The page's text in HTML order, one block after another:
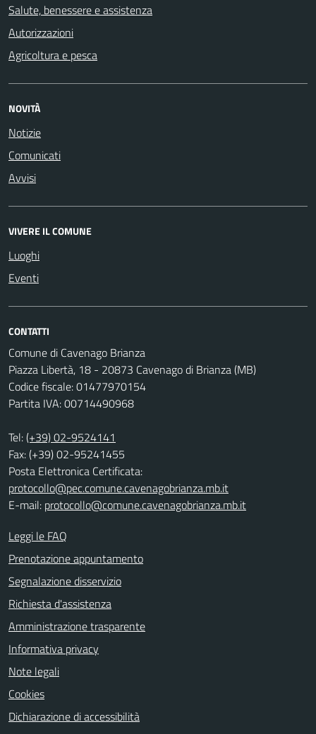
Salute, benessere e assistenza
Autorizzazioni
Agricoltura e pesca
NOVITÀ
Notizie
Comunicati
Avvisi
VIVERE IL COMUNE
Luoghi
Eventi
CONTATTI
Comune di Cavenago Brianza
Piazza Libertà, 18 - 20873 Cavenago di Brianza (MB)
Codice fiscale: 01477970154
Partita IVA: 00714490968
Tel:(+39) 02-9524141
Fax: (+39) 02-95241455
Posta Elettronica Certificata:
protocollo@pec.comune.cavenagobrianza.mb.it
E-mail: protocollo@comune.cavenagobrianza.mb.it
Leggi le FAQ
Prenotazione appuntamento
Segnalazione disservizio
Richiesta d'assistenza
Amministrazione trasparente
Informativa privacy
Note legali
Cookies
Dichiarazione di accessibilità